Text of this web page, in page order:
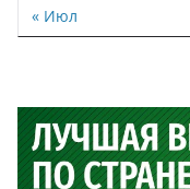
« Июл